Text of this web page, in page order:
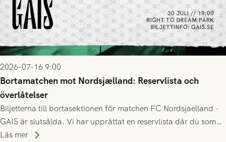
2026-07-16 9:00
Bortamatchen mot Nordsjælland: Reservlista och
överlåtelser
Biljetterna till bortasektionen för matchen FC Nordsjaelland -
GAIS är slutsålda. Vi har upprättat en reservlista där du som
ännu inte har någon biljett kan anmäla ditt intresse. Du kan
Läs mer